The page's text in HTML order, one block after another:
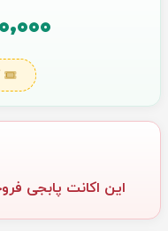
این اکانت پابجی